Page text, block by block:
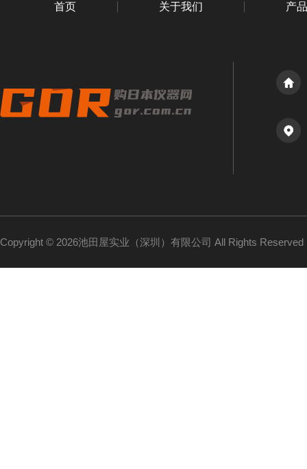
首页 关于我们 产
Copyright © 2026池田屋实业（深圳）有限公司 All Rights